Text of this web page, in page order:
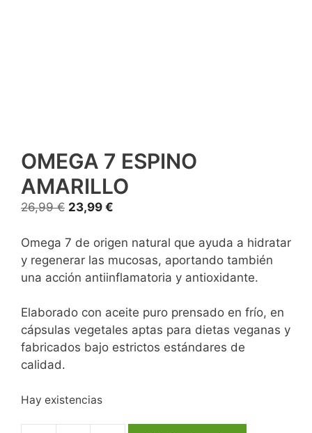
OMEGA 7 ESPINO
AMARILLO
26,99€ 23,99 €
Omega 7 de origen natural que ayuda a hidratar
y regenerar las mucosas, aportando también
una acción antiinflamatoria y antioxidante.
Elaborado con aceite puro prensado en frío, en
cápsulas vegetales aptas para dietas veganas y
fabricados bajo estrictos estándares de
calidad.
Hay existencias